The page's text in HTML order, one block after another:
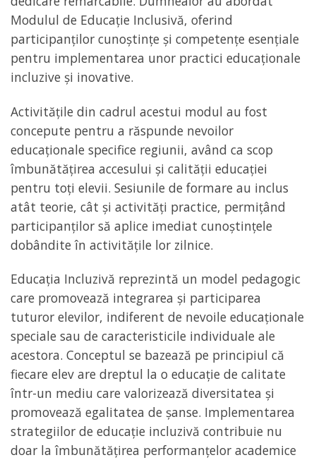
Modulul de Educație Inclusivă, oferind
participanților cunoștințe și competențe esențiale
pentru implementarea unor practici educaționale
incluzive și inovative.
Activitățile din cadrul acestui modul au fost
concepute pentru a răspunde nevoilor
educaționale specifice regiunii, având ca scop
îmbunătățirea accesului și calității educației
pentru toți elevii. Sesiunile de formare au inclus
atât teorie, cât și activități practice, permițând
participanților să aplice imediat cunoștințele
dobândite în activitățile lor zilnice.
Educația Incluzivă reprezintă un model pedagogic
care promovează integrarea și participarea
tuturor elevilor, indiferent de nevoile educaționale
speciale sau de caracteristicile individuale ale
acestora. Conceptul se bazează pe principiul că
fiecare elev are dreptul la o educație de calitate
într-un mediu care valorizează diversitatea și
promovează egalitatea de șanse. Implementarea
strategiilor de educație incluzivă contribuie nu
doar la îmbunătățirea performanțelor academice